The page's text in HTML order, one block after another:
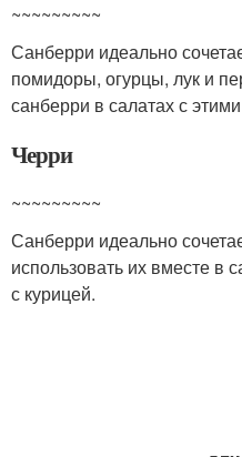
~~~~~~~~~
Санберри идеально
помидоры, огурцы, лук и
санберри в салатах с
Черри
~~~~~~~~~
Санберри идеально
использовать их вместе в
с курицей.